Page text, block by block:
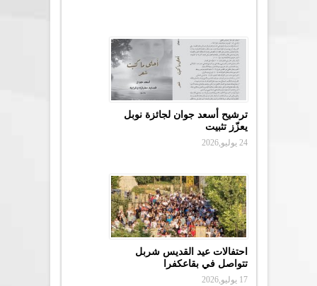
ترشيح أسعد جوان لجائزة نوبل
يعزّز تثبيت
24 يوليو,2026
احتفالات عيد القديس شربل
تتواصل في بقاعكفرا
17 يوليو,2026